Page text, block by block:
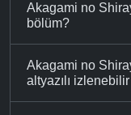
Akagami no
bölüm?
Akagami no
altyazılı